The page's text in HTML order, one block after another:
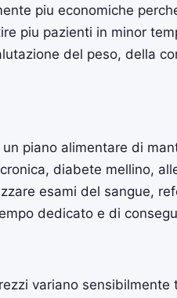
piu economiche
piu pazienti in minor
del peso, della
piano alimentare di
diabete mellino,
esami del sangue,
dedicato e di
variano